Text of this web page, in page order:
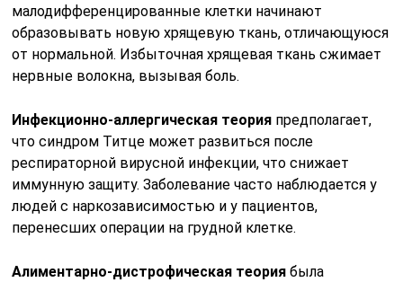
малодифференцированные клетки начинают
образовывать новую хрящевую ткань, отличающуюся
от нормальной. Избыточная хрящевая ткань сжимает
нервные волокна, вызывая боль.
Инфекционно-аллергическая теория предполагает,
что синдром Титце может развиться после
респираторной вирусной инфекции, что снижает
иммунную защиту. Заболевание часто наблюдается у
людей с наркозависимостью и у пациентов,
перенесших операции на грудной клетке.
Алиментарно-дистрофическая теория была